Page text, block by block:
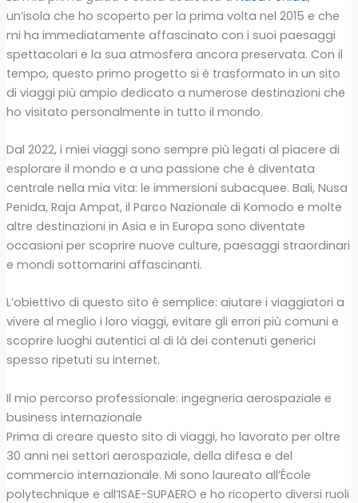
un’isola che ho scoperto per la prima volta nel 2015 e che
mi ha immediatamente affascinato con i suoi paesaggi
spettacolari e la sua atmosfera ancora preservata. Con il
tempo, questo primo progetto si è trasformato in un sito
di viaggi più ampio dedicato a numerose destinazioni che
ho visitato personalmente in tutto il mondo.
Dal 2022, i miei viaggi sono sempre più legati al piacere di
esplorare il mondo e a una passione che è diventata
centrale nella mia vita: le immersioni subacquee. Bali, Nusa
Penida, Raja Ampat, il Parco Nazionale di Komodo e molte
altre destinazioni in Asia e in Europa sono diventate
occasioni per scoprire nuove culture, paesaggi straordinari
e mondi sottomarini affascinanti.
L’obiettivo di questo sito è semplice: aiutare i viaggiatori a
vivere al meglio i loro viaggi, evitare gli errori più comuni e
scoprire luoghi autentici al di là dei contenuti generici
spesso ripetuti su internet.
Il mio percorso professionale: ingegneria aerospaziale e
business internazionale
Prima di creare questo sito di viaggi, ho lavorato per oltre
30 anni nei settori aerospaziale, della difesa e del
commercio internazionale. Mi sono laureato all’École
polytechnique e all’ISAE-SUPAERO e ho ricoperto diversi ruoli